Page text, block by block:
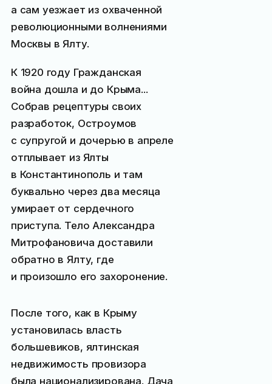
а сам уезжает из охваченной
революционными волнениями
Москвы в Ялту.
К 1920 году Гражданская
война дошла и до Крыма...
Собрав рецептуры своих
разработок, Остроумов
с супругой и дочерью в апреле
отплывает из Ялты
в Константинополь и там
буквально через два месяца
умирает от сердечного
приступа. Тело Александра
Митрофановича доставили
обратно в Ялту, где
и произошло его захоронение.
После того, как в Крыму
установилась власть
большевиков, ялтинская
недвижимость провизора
была национализирована. Дача